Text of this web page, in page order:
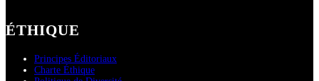
ÉTHIQUE
Principes Éditoriaux
Charte Éthique